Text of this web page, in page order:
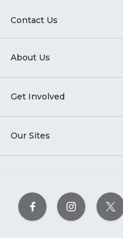
Contact Us
About Us
Get Involved
Our Sites